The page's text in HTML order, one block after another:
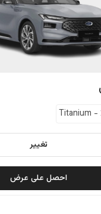
Titanium -
تغيير
احصل على عرض